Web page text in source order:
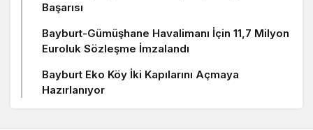
Başarısı
Bayburt-Gümüşhane Havalimanı İçin 11,7 Milyon
Euroluk Sözleşme İmzalandı
Bayburt Eko Köy İki Kapılarını Açmaya
Hazırlanıyor